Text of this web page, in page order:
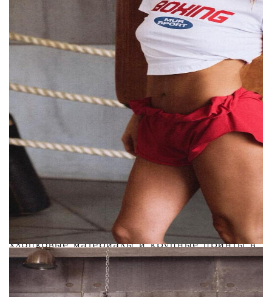
шорты и другие базовые вещи.По словам
Мурашкиной, идея появилась после того,
как полтора года назад она сама начала
заниматься спортом, похудела и привела
свое тело в хорошую форму. Позже она
увлеклась боксом, и вокруг этой темы
сформировалось сообщество, что
подтолкнуло команду к запуску новой
категории одежды.
За дизайн отвечала сама Мурашкина
вместе с арт-директором бренда Юлией
Боровик и дизайнером Аленой Кунц. По
словам Карины, главные отличия новой
линейки от других похожих брендов —
хлопковые материалы и крупные принты в
эстетике 90-х вместо привычного
минимализма: